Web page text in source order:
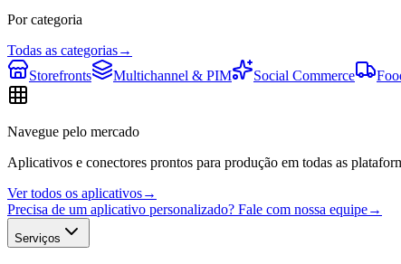
Por categoria
Todas as categorias→
Storefronts
Multichannel & PIM Social Commerce
Navegue pelo mercado
Aplicativos e conectores prontos para produção em todas as
Ver todos os aplicativos→
Precisa de um aplicativo personalizado? Fale com nossa equipe→
Serviços